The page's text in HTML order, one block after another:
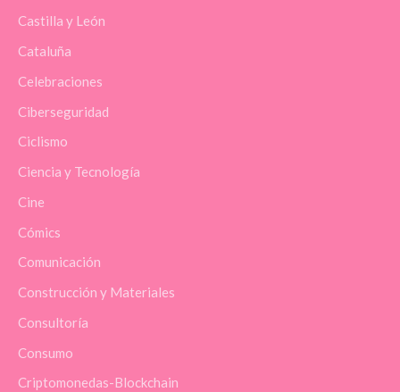
Castilla y León
Cataluña
Celebraciones
Ciberseguridad
Ciclismo
Ciencia y Tecnología
Cine
Cómics
Comunicación
Construcción y Materiales
Consultoría
Consumo
Criptomonedas-Blockchain